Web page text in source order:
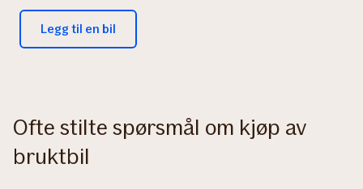
Legg til en bil
Ofte stilte spørsmål om kjøp av
bruktbil